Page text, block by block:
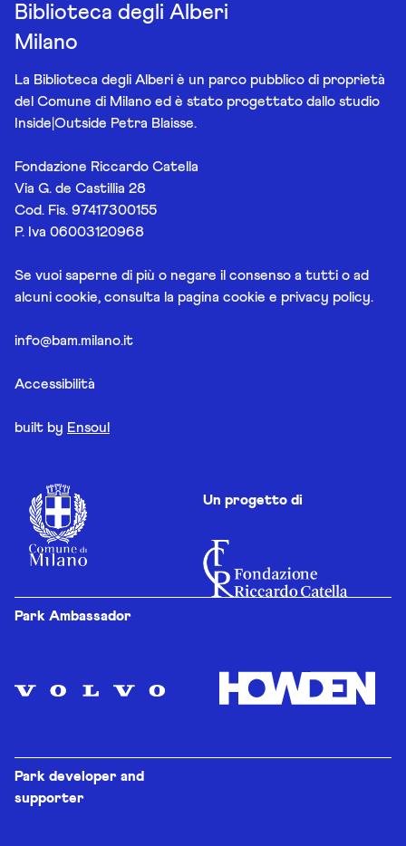
Biblioteca degli Alberi
Milano
La Biblioteca degli Alberi è un parco pubblico di proprietà
del Comune di Milano ed è stato progettato dallo studio
Inside|Outside Petra Blaisse.
Fondazione Riccardo Catella
Via G. de Castillia 28
Cod. Fis. 97417300155
P. Iva 06003120968
Se vuoi saperne di più o negare il consenso a tutti o ad
alcuni cookie, consulta la pagina cookie e privacy policy.
info@bam.milano.it
Accessibilità
built by Ensoul
Un progetto di
Park Ambassador
Park developer and
supporter